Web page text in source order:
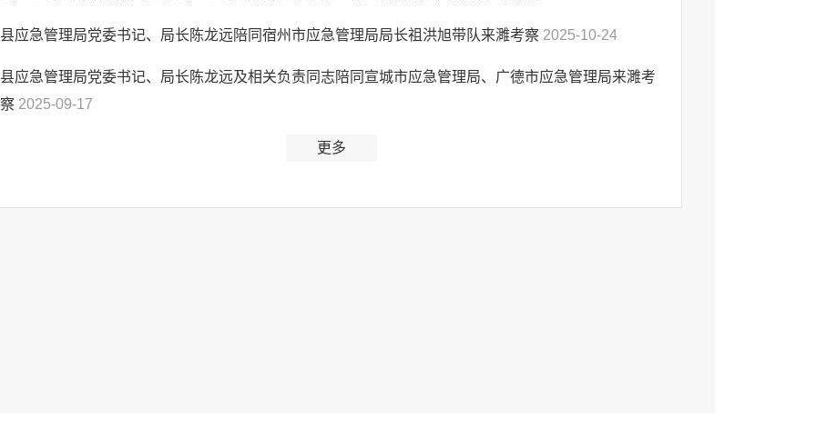
县应急管理局党委书记、局长陈龙远陪同宿州市应急管理局局长祖洪旭带队来濉考察 2025-10-24
县应急管理局党委书记、局长陈龙远及相关负责同志陪同宣城市应急管理局、广德市应急管理局来濉考
察 2025-09-17
更多